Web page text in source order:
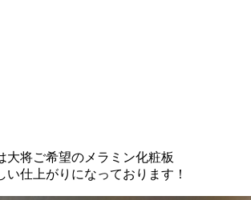
大将ご希望のメラミン化粧板
い仕上がりになっております！